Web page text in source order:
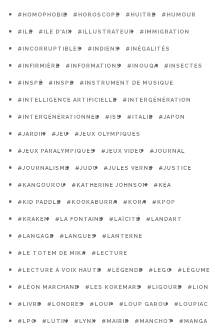
#HOMOPHOBIE #HOROSCOPE #HUITRE #HUMOUR
#ILE #ILE D'AIX #ILLUSTRATEUR #IMMIGRATION
#INCORRUPTIBLES #INDIENS #INÉGALITÉS
#INFIRMIÈRE #INFORMATIONS #INOUQA #INSECTES
#INSPÉ #INSPE #INSTRUMENT DE MUSIQUE
#INTELLIGENCE ARTIFICIELLE #INTERGÉNÉRATION
#INTERGÉNÉRATIONNEL #ISS #ITALIE #JAPON
#JARDIN #JEU #JEUX OLYMPIQUES
#JEUX PARALYMPIQUES #JEUX VIDEO #JOURNAL
#JOURNALISME #JUDO #JULES VERNE #JUSTICE
#KANGOUROU #KATHERINE JOHNSON #KÉA
#KID PADDLE #KOOKABURRA #KORA #KPOP
#KRAKEN #LA FONTAINE #LAÏCITÉ #LANDART
#LANGAGE #LANGUES #LANTERNE
#LE TOTEM DE MIKA #LECTURE
#LECTURE À VOIX HAUTE #LÉGENDE #LEGO #LÉGUME
#LÉON MARCHAND #LES KOKEMARS #LIGOURE #LION
#LIVRE #LONDRES #LOUP #LOUP GAROU #LOUPIAC
#LPO #LUTIN #LYNX #MAIRIE #MANCHOT #MANGA